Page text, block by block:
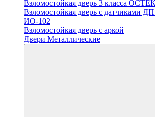
Взломостойкая дверь 3 класса
Взломостойкая дверь с
ИО-102
Взломостойкая дверь с аркой
Двери Металлические